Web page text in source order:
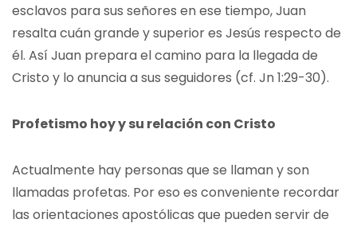
esclavos para sus señores en ese tiempo, Juan
resalta cuán grande y superior es Jesús respecto de
él. Así Juan prepara el camino para la llegada de
Cristo y lo anuncia a sus seguidores (cf. Jn 1:29-30).
Profetismo hoy y su relación con Cristo
Actualmente hay personas que se llaman y son
llamadas profetas. Por eso es conveniente recordar
las orientaciones apostólicas que pueden servir de